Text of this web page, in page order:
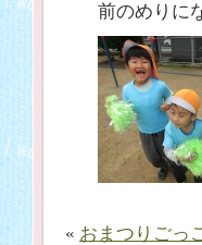
前のめりに
« おまつりごっ